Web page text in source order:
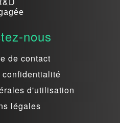
nous
de contact
d'utilisation
légales